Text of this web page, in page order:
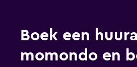
Boek een
momondo en